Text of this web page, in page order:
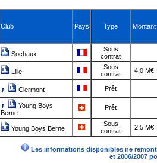
Club Pays Type Montant
Sochaux
Sous
contrat
Lille
Sous
contrat
4.0 M€
Clermont Prêt
Young Boys
Berne
Prêt
Young Boys Berne
Sous
contrat
2.5 M€
Les informations disponibles ne
et 2006/2007